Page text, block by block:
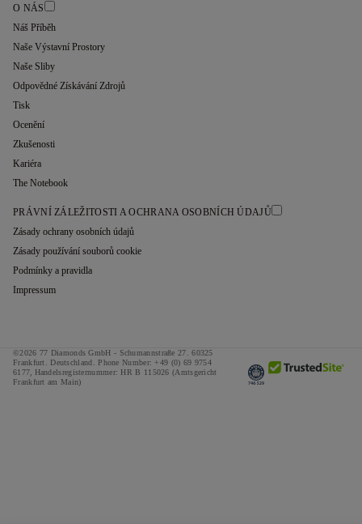
O NÁS
Náš Příběh
Naše Výstavní Prostory
Naše Sliby
Odpovědné Získávání Zdrojů
Tisk
Ocenění
Zkušenosti
Kariéra
The Notebook
PRÁVNÍ ZÁLEŽITOSTI A OCHRANA OSOBNÍCH ÚDAJŮ
Zásady ochrany osobních údajů
Zásady používání souborů cookie
Podmínky a pravidla
Impressum
©2026 77 Diamonds GmbH - Schumannstraße 27. 60325
Frankfurt. Deutschland. Phone Number: +49 (0) 69 9754
6177, Handelsregisternummer: HR B 115026 (Amtsgericht
Frankfurt am Main)